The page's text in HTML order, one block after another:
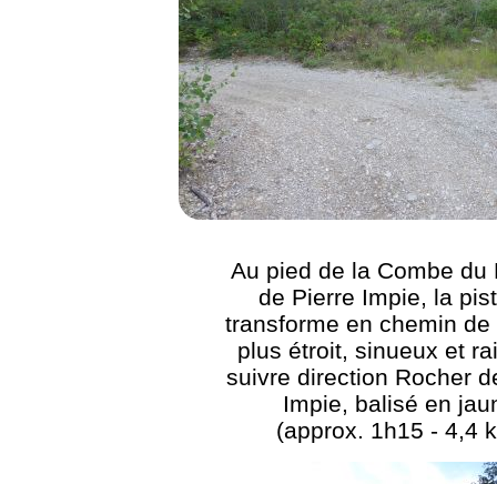
Au pied de la Combe du
de Pierre Impie, la
transforme en chemin de
plus étroit, sinueux et
suivre direction Rocher
Impie, balisé en
(approx. 1h15 - 4,4